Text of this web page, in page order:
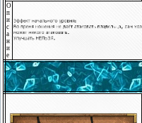
О
п
и
с
а
н
и
е